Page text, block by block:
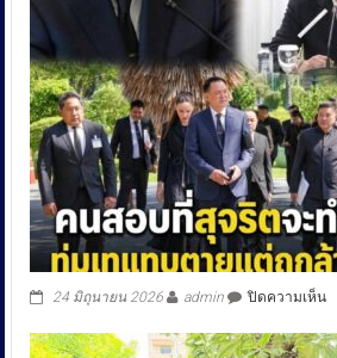
24 มิถุนายน 2026 admin ปิดความเห็นบน